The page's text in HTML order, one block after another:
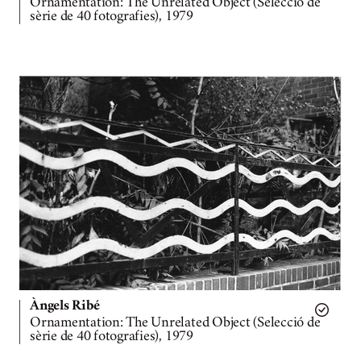
Ornamentation: The Unrelated Object (Selecció de
sèrie de 40 fotografies), 1979
Àngels Ribé
Ornamentation: The Unrelated Object (Selecció de
sèrie de 40 fotografies), 1979